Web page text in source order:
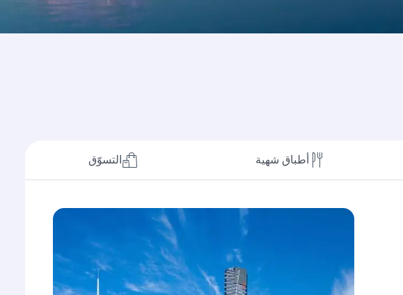
أطباق شهية التسوّق